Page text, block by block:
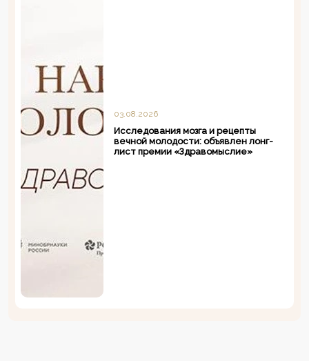
03.08.2026
Исследования мозга и рецепты
вечной молодости: объявлен лонг-
лист премии «Здравомыслие»